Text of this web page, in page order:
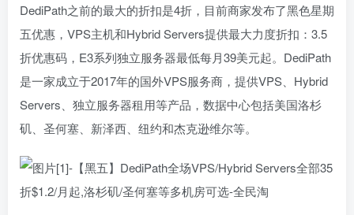
DediPath之前的最大的折扣是4折，目前商家发布了黑色星期
五优惠，VPS主机和Hybrid Servers提供最大力度折扣：3.5
折优惠码，E3系列独立服务器最低每月39美元起。DediPath
是一家成立于2017年的国外VPS服务商，提供VPS、Hybrid
Servers、独立服务器租用等产品，数据中心包括美国洛杉
矶、圣何塞、新泽西、纽约和杰克逊维尔等。